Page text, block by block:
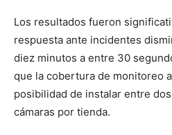
Los resultados fueron
respuesta ante incidentes
diez minutos a entre 30
que la cobertura de monitoreo
posibilidad de instalar entre
cámaras por tienda.